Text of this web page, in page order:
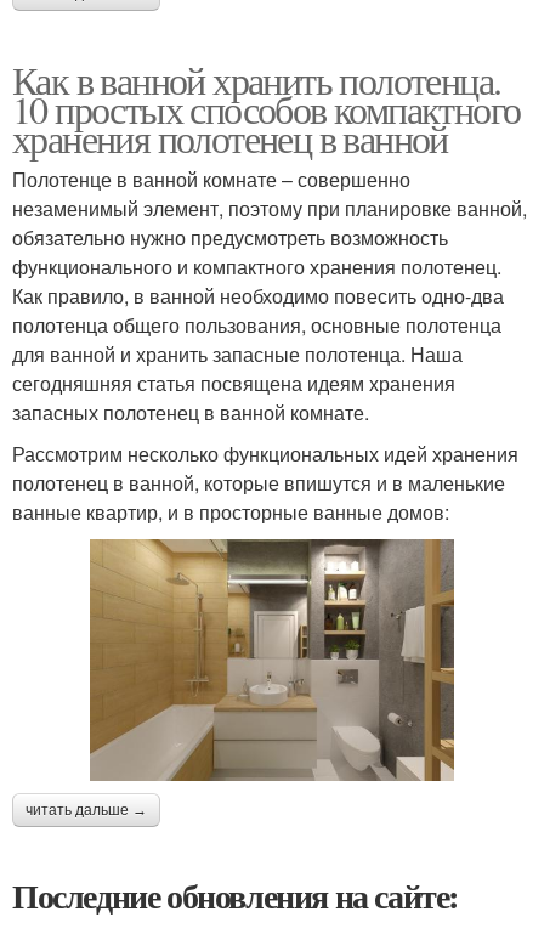
Как в ванной хранить полотенца.
10 простых способов компактного
хранения полотенец в ванной
Полотенце в ванной комнате – совершенно
незаменимый элемент, поэтому при планировке ванной,
обязательно нужно предусмотреть возможность
функционального и компактного хранения полотенец.
Как правило, в ванной необходимо повесить одно-два
полотенца общего пользования, основные полотенца
для ванной и хранить запасные полотенца. Наша
сегодняшняя статья посвящена идеям хранения
запасных полотенец в ванной комнате.
Рассмотрим несколько функциональных идей хранения
полотенец в ванной, которые впишутся и в маленькие
ванные квартир, и в просторные ванные домов:
читать дальше →
Последние обновления на сайте: